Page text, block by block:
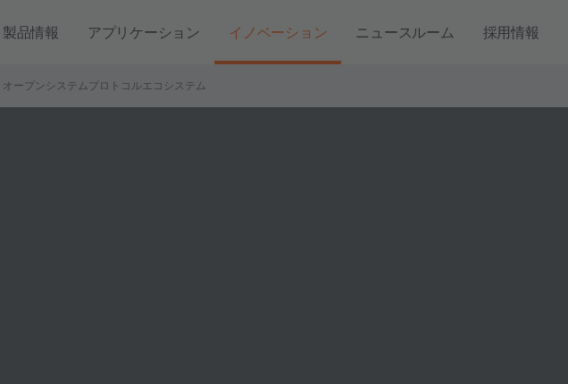
製品情報 アプリケーション イノベーション ニュースルーム 採用情報
オープンシステムプロトコルエコシステム